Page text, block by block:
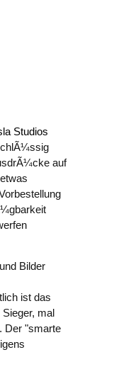
Studios
auf
Bilder
ist das
mal
Der "smarte